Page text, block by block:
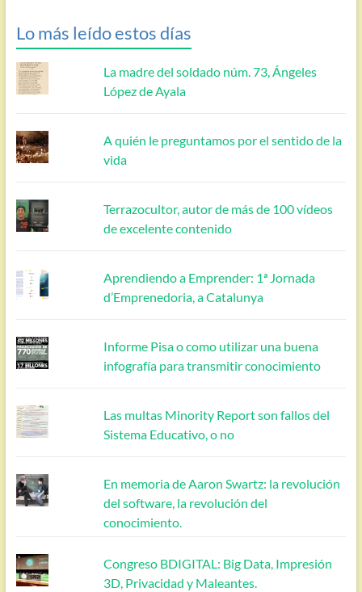
Lo más leído estos días
La madre del soldado núm. 73, Ángeles
López de Ayala
A quién le preguntamos por el sentido de la
vida
Terrazocultor, autor de más de 100 vídeos
de excelente contenido
Aprendiendo a Emprender: 1ª Jornada
d’Emprenedoria, a Catalunya
Informe Pisa o como utilizar una buena
infografía para transmitir conocimiento
Las multas Minority Report son fallos del
Sistema Educativo, o no
En memoria de Aaron Swartz: la revolución
del software, la revolución del
conocimiento.
Congreso BDIGITAL: Big Data, Impresión
3D, Privacidad y Maleantes.